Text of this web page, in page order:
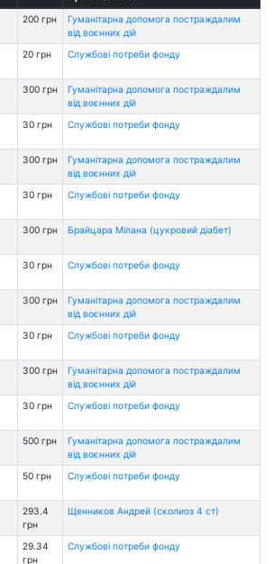
200 грн
Гуманітарна допомога постраждалим
від воєнних дій
20 грн Службові потреби фонду
300 грн
Гуманітарна допомога постраждалим
від воєнних дій
30 грн Службові потреби фонду
300 грн
Гуманітарна допомога постраждалим
від воєнних дій
30 грн Службові потреби фонду
300 грн Брайцара Мілана (цукровий діабет)
30 грн Службові потреби фонду
300 грн
Гуманітарна допомога постраждалим
від воєнних дій
30 грн Службові потреби фонду
300 грн
Гуманітарна допомога постраждалим
від воєнних дій
30 грн Службові потреби фонду
500 грн
Гуманітарна допомога постраждалим
від воєнних дій
50 грн Службові потреби фонду
293.4
грн
Щенников Андрей (сколиоз 4 ст)
29.34
грн
Службові потреби фонду